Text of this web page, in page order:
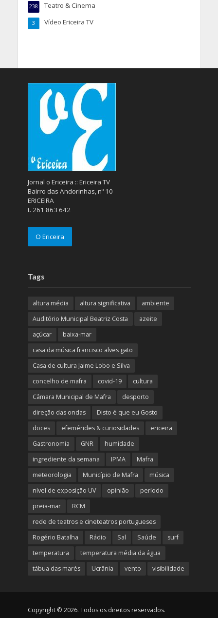
Teatro & Cinema
238
Vídeo Ericeira TV
3
Jornal o Ericeira :: Ericeira TV
Bairro das Andorinhas, nº 10
ERICEIRA
t. 261 863 642
O Ericeira
Tags
altura média altura significativa
ambiente
Auditório Municipal Beatriz Costa
azeite
açúcar
baixa-mar
casa da música francisco alves gato
Casa de cultura Jaime Lobo e Silva
concelho de mafra
covid-19
cultura
Câmara Municipal de Mafra
desporto
direção das ondas
Disto é que eu Gosto
doces
efemérides & curiosidades
ericeira
Gastronomia
GNR
humidade
ingrediente da semana
IPMA
Mafra
meteorologia
Município de Mafra
música
nível de exposição UV
opinião
período
preia-mar
RCM
rede de teatros e cineteatros portugueses
Rogério Batalha
Rádio Sal Saúde
surf
temperatura
temperatura média da água
tábua das marés
Ucrânia vento visibilidade
Copyright © 2026. Todos os direitos reservados.